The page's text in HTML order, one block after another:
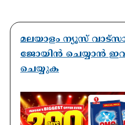
മലയാളം ന്യൂസ്
ജോയിൻ ചെയ്യാൻ
ചെയ്യുക